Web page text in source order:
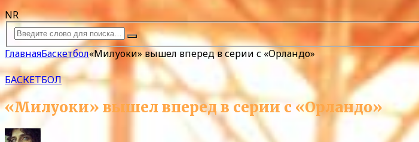
NR
ГлавнаяБаскетбол«Милуоки» вышел вперед в серии с «Орландо»
БАСКЕТБОЛ
«Милуоки» вышел вперед в серии с «Орландо»